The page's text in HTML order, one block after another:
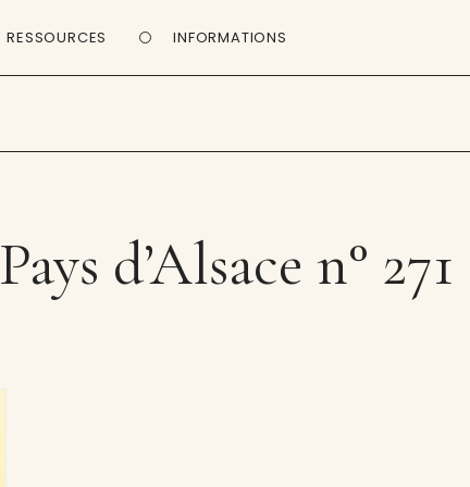
RESSOURCES INFORMATIONS
Pays d’Alsace n° 271